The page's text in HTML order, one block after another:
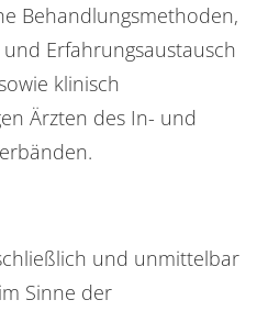
Behandlungsmethoden,
Erfahrungsaustausch
klinisch
Ärzten des In- und
und unmittelbar
Sinne der